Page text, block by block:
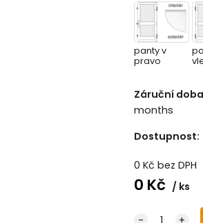
panty v
pravo
Záruční
months
Dostupnost:
0 Kč bez DPH
0 Kč ks